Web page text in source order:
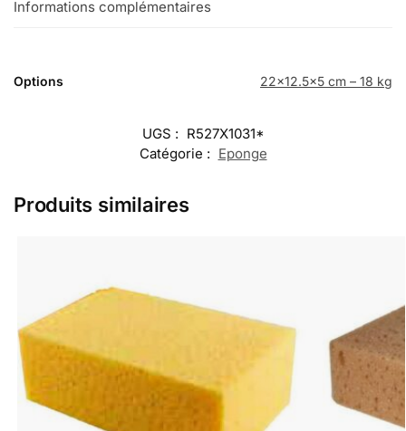
Informations complémentaires
Options 22×12.5×5 cm – 18 kg
UGS : R527X1031*
Catégorie : Eponge
Produits similaires